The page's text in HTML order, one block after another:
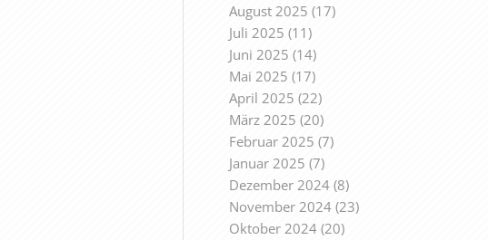
August 2025 (17)
Juli 2025 (11)
Juni 2025 (14)
Mai 2025 (17)
April 2025 (22)
März 2025 (20)
Februar 2025 (7)
Januar 2025 (7)
Dezember 2024(8)
November 2024(23)
Oktober 2024(20)